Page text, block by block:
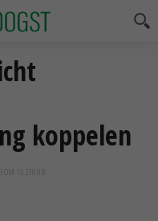
koppelen
OM 13:23